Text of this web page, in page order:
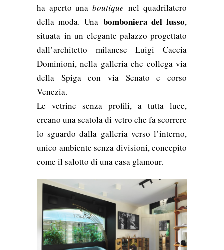
ha aperto una boutique nel quadrilatero
della moda.Una bomboniera del lusso,
situata in un elegante palazzo progettato
dall’architetto milanese Luigi Caccia
Dominioni, nella galleria che collega via
della Spiga con via Senato e corso
Venezia.
Le vetrine senza profili, a tutta luce,
creano una scatola di vetro che fa scorrere
lo sguardo dalla galleria verso l’interno,
unico ambiente senza divisioni, concepito
come il salotto di una casa glamour.